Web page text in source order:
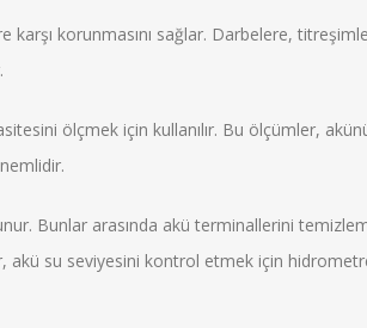
korunmasını sağlar. Darbelere,
ölçmek için kullanılır. Bu ölçümler,
Bunlar arasında akü terminallerini
akü su seviyesini kontrol etmek için